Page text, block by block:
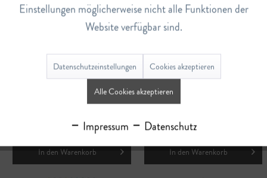
Ersatzbürste Hydrosonic Black
Is White Carbon
CHF 24.90
In den Warenkorb
Zahnbürste Ultra Soft CS
ab CHF 5.70
In den Warenkorb
Einstellungen möglicherweise nicht alle Funktionen der
Website verfügbar sind.
Datenschutzeinstellungen Cookies akzeptieren
Alle Cookies akzeptieren
Impressum Datenschutz